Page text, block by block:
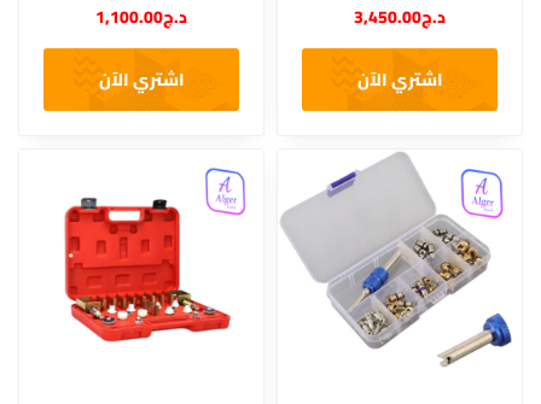
د.ج1,100.00
اشتري الآن
د.ج3,450.00
اشتري الآن